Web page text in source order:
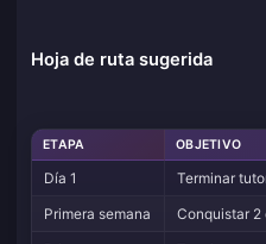
Hoja de ruta sugerida
ETAPA OBJETIVO
Día 1
Terminar
Primera semana
Conquistar 2